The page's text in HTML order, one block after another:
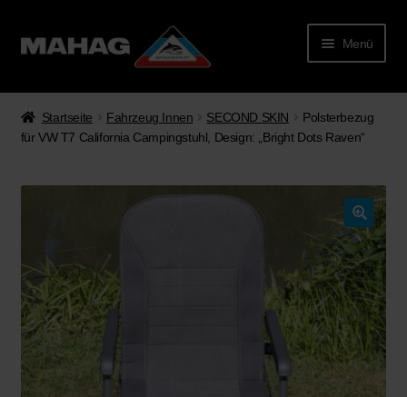
Menü
Startseite Fahrzeug Innen SECOND SKIN
Polsterbezug
für VW T7 California Campingstuhl, Design: „Bright Dots Raven“
🔍